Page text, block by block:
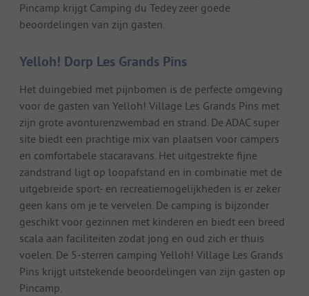
Pincamp krijgt Camping du Tedey zeer goede
beoordelingen van zijn gasten.
Yelloh! Dorp Les Grands Pins
Het duingebied met pijnbomen is de perfecte omgeving
voor de gasten van Yelloh! Village Les Grands Pins met
zijn grote avonturenzwembad en strand. De ADAC super
site biedt een prachtige mix van plaatsen voor campers
en comfortabele stacaravans. Het uitgestrekte fijne
zandstrand ligt op loopafstand en in combinatie met de
uitgebreide sport- en recreatiemogelijkheden is er zeker
geen kans om je te vervelen. De camping is bijzonder
geschikt voor gezinnen met kinderen en biedt een breed
scala aan faciliteiten zodat jong en oud zich er thuis
voelen. De 5-sterren camping Yelloh! Village Les Grands
Pins krijgt uitstekende beoordelingen van zijn gasten op
Pincamp.